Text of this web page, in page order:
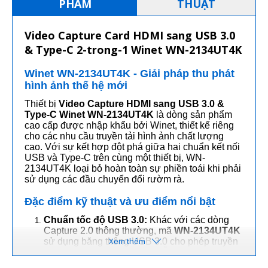
PHẨM THUẬT
Video Capture Card HDMI sang USB 3.0
& Type-C 2-trong-1 Winet WN-2134UT4K
Winet WN-2134UT4K - Giải pháp thu phát
hình ảnh thế hệ mới
Thiết bị Video Capture HDMI sang USB 3.0 &
Type-C Winet WN-2134UT4K là dòng sản phẩm
cao cấp được nhập khẩu bởi Winet, thiết kế riêng
cho các nhu cầu truyền tải hình ảnh chất lượng
cao. Với sự kết hợp đột phá giữa hai chuẩn kết nối
USB và Type-C trên cùng một thiết bị, WN-
2134UT4K loại bỏ hoàn toàn sự phiền toái khi phải
sử dụng các đầu chuyển đổi rườm rà.
Đặc điểm kỹ thuật và ưu điểm nổi bật
Chuẩn tốc độ USB 3.0: Khác với các dòng
Capture 2.0 thông thường, mã WN-2134UT4K
sử dụng băng thông USB 3.0 cho phép truyền